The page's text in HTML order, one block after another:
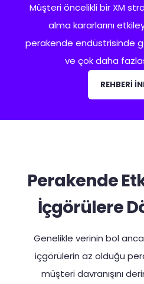
Müşteri öncelikli bir XM
alma kararlarını
perakende endüstrisinde
ve çok daha
REHBERİ
Perakende
İçgörülere
Genelikle verinin bol
içgörülerin az olduğu
müşteri davranışını